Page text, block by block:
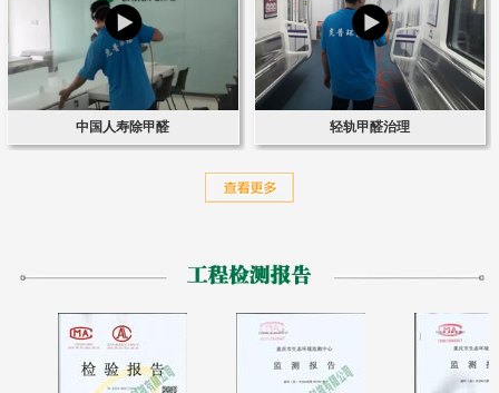
中国人寿除甲醛 轻轨甲醛治理